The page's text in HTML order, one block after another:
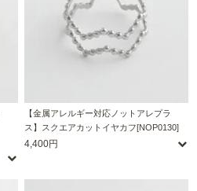
【金属アレルギー対応ノットアレプラ
ス】スクエアカットイヤカフ[NOP0130]
4,400円